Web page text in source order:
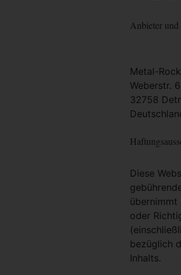
Anbieter
Metal-
Weberstr.
32758
Diese
oder
bezüglich
Inhalts.